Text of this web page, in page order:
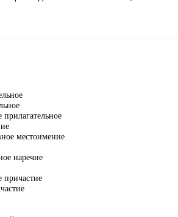
прилагательное
местоимение
наречие
причастие